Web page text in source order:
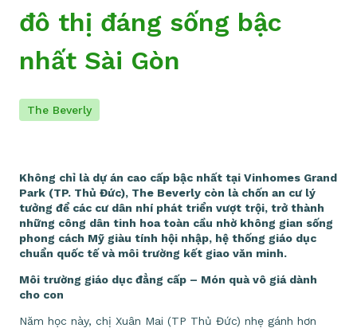
đô thị đáng sống bậc
nhất Sài Gòn
The Beverly
Không chỉ là dự án cao cấp bậc nhất tại Vinhomes Grand
Park (TP. Thủ Đức), The Beverly còn là chốn an cư lý
tưởng để các cư dân nhí phát triển vượt trội, trở thành
những công dân tinh hoa toàn cầu nhờ không gian sống
phong cách Mỹ giàu tính hội nhập, hệ thống giáo dục
chuẩn quốc tế và môi trường kết giao văn minh.
Môi trường giáo dục đẳng cấp – Món quà vô giá dành
cho con
Năm học này, chị Xuân Mai (TP Thủ Đức) nhẹ gánh hơn